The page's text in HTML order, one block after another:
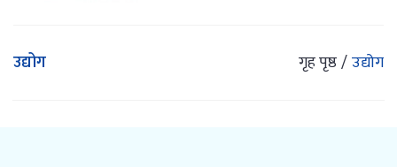
उद्योग गृह पृष्ठ उद्योग